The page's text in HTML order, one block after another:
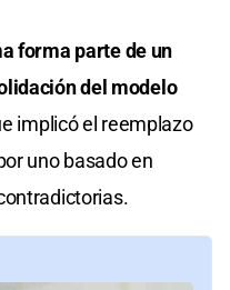
forma parte de un
del modelo
implicó el reemplazo
uno basado en